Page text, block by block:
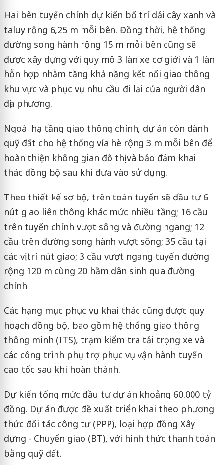
Hai bên tuyến chính dự kiến bố trí dải cây xanh và
taluy rộng 6,25 m mỗi bên. Đồng thời, hệ thống
đường song hành rộng 15 m mỗi bên cũng sẽ
được xây dựng với quy mô 3 làn xe cơ giới và 1 làn
hỗn hợp nhằm tăng khả năng kết nối giao thông
khu vực và phục vụ nhu cầu đi lại của người dân
địa phương.
Ngoài hạ tầng giao thông chính, dự án còn dành
quỹ đất cho hệ thống vỉa hè rộng 3 m mỗi bên để
hoàn thiện không gian đô thị và bảo đảm khai
thác đồng bộ sau khi đưa vào sử dụng.
Theo thiết kế sơ bộ, trên toàn tuyến sẽ đầu tư 6
nút giao liên thông khác mức nhiều tầng; 16 cầu
trên tuyến chính vượt sông và đường ngang; 12
cầu trên đường song hành vượt sông; 35 cầu tại
các vị trí nút giao; 3 cầu vượt ngang tuyến đường
rộng 120 m cùng 20 hầm dân sinh qua đường
chính.
Các hạng mục phục vụ khai thác cũng được quy
hoạch đồng bộ, bao gồm hệ thống giao thông
thông minh (ITS), trạm kiểm tra tải trọng xe và
các công trình phụ trợ phục vụ vận hành tuyến
cao tốc sau khi hoàn thành.
Dự kiến tổng mức đầu tư dự án khoảng 60.000 tỷ
đồng. Dự án được đề xuất triển khai theo phương
thức đối tác công tư (PPP), loại hợp đồng Xây
dựng - Chuyển giao (BT), với hình thức thanh toán
bằng quỹ đất.